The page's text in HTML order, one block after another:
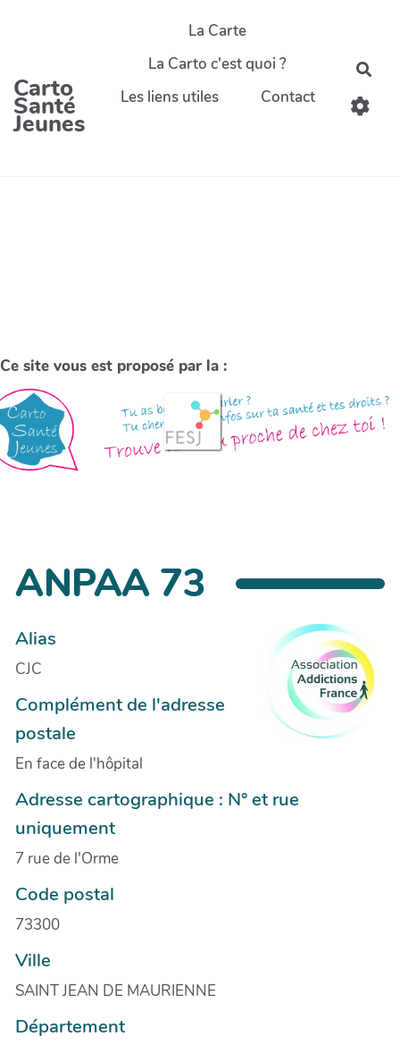
Carto
Santé
Jeunes
La Carte
La Carto c'est quoi ?
Les liens utiles
Contact
Ce site vous est proposé par la :
ANPAA 73
Alias
CJC
Complément de l'adresse
postale
En face de l'hôpital
Adresse cartographique : N° et rue
uniquement
7 rue de l'Orme
Code postal
73300
Ville
SAINT JEAN DE MAURIENNE
Département